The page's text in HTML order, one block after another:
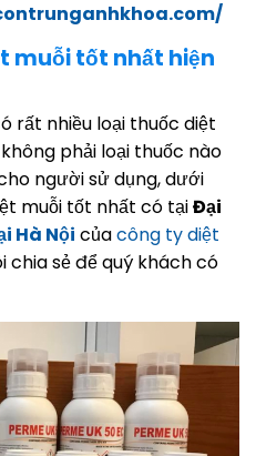
muỗi tốt nhất hiện
rất nhiều loại thuốc diệt
phải loại thuốc nào
người sử dụng, dưới
muỗi tốt nhất có tạiĐại
Hà Nội củacông ty diệt
chia sẻ để quý khách có